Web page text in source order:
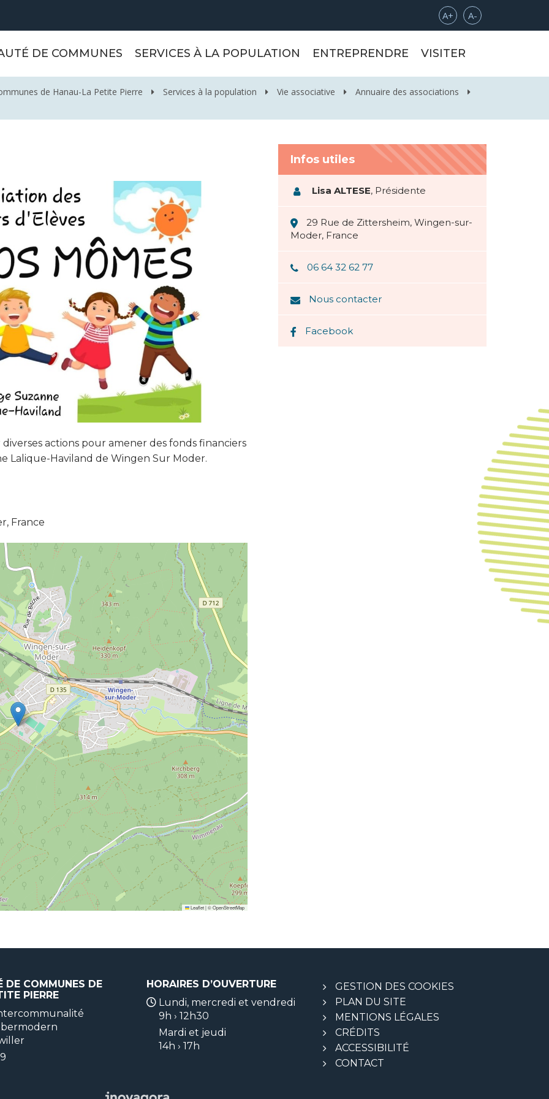
A+Augmenter la taille de
A-Réduire la taille
DE COMMUNES SERVICES À LA POPULATION ENTREPRENDRE VISITER
de Hanau-La Petite Pierre Services à la population Vie associative Annuaire des associations
actions pour amener des fonds financiers
Lalique-Haviland de Wingen Sur Moder.
France
Leaflet|©OpenStreetMap
Infos utiles
Lisa ALTESE, Présidente
29 Rue de Zittersheim, Wingen-sur-
Moder, France
06 64 32 62 77
Nous contacter
Facebook
DE COMMUNES DE
PIERRE
HORAIRES D’OUVERTURE
Lundi, mercredi et vendredi
9h › 12h30
Mardi et jeudi
14h › 17h
GESTION DES COOKIES
PLAN DU SITE
MENTIONS LÉGALES
CRÉDITS
ACCESSIBILITÉ
CONTACT